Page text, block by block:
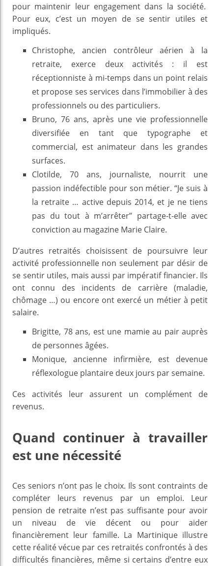
pour maintenir leur engagement dans la société.
Pour eux, c’est un moyen de se sentir utiles et
impliqués.
Christophe, ancien contrôleur aérien à la
retraite, exerce deux activités : il est
réceptionniste à mi-temps dans un point relais
et propose ses services dans l’immobilier à des
professionnels ou des particuliers.
Bruno, 76 ans, après une vie professionnelle
diversifiée en tant que typographe et
commercial, est animateur dans les grandes
surfaces.
Clotilde, 70 ans, journaliste, nourrit une
passion indéfectible pour son métier. “Je suis à
la retraite … active depuis 2014, et je ne tiens
pas du tout à m’arrêter” partage-t-elle avec
conviction au magazine Marie Claire.
D’autres retraités choisissent de poursuivre leur
activité professionnelle non seulement par désir de
se sentir utiles, mais aussi par impératif financier. Ils
ont connu des incidents de carrière (maladie,
chômage …) ou encore ont exercé un métier à petit
salaire.
Brigitte, 78 ans, est une mamie au pair auprès
de personnes âgées.
Monique, ancienne infirmière, est devenue
réflexologue plantaire deux jours par semaine.
Ces activités leur assurent un complément de
revenus.
Quand continuer à travailler
est une nécessité
Ces seniors n’ont pas le choix. Ils sont contraints de
compléter leurs revenus par un emploi. Leur
pension de retraite n’est pas suffisante pour avoir
un niveau de vie décent ou pour aider
financièrement leur famille. La Martinique illustre
cette réalité vécue par ces retraités confrontés à des
difficultés financières, même si certains d’entre eux